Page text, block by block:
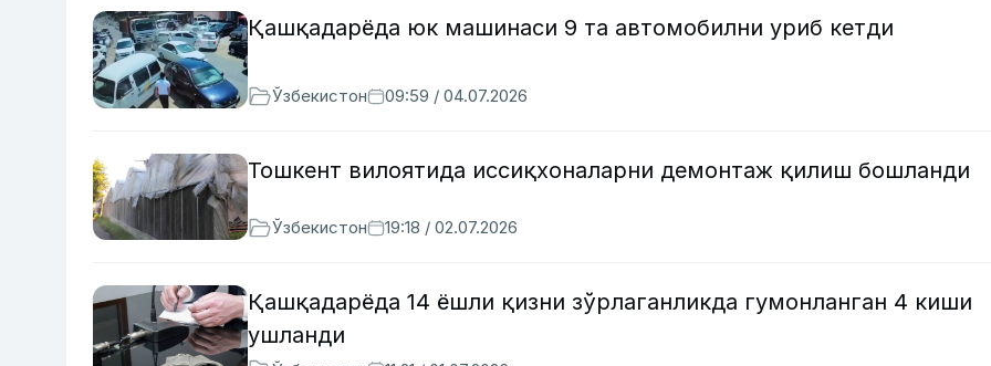
Қашқадарёда юк машинаси 9 та автомобилни уриб кетди
Ўзбекистон 09:59 / 04.07.2026
Тошкент вилоятида иссиқхоналарни демонтаж қилиш бошланди
Ўзбекистон 19:18 / 02.07.2026
Қашқадарёда 14 ёшли қизни зўрлаганликда гумонланган 4 киши
ушланди